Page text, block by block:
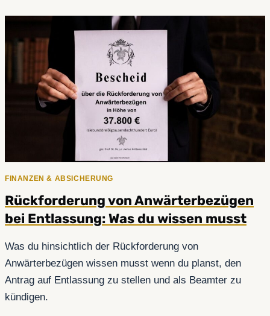
ANSPRUCH
ARBEITSLOSENGELD?
FINANZEN & ABSICHERUNG
Rückforderung von Anwärterbezügen
bei Entlassung: Was du wissen musst
Was du hinsichtlich der Rückforderung von
Anwärterbezügen wissen musst wenn du planst, den
Antrag auf Entlassung zu stellen und als Beamter zu
kündigen.